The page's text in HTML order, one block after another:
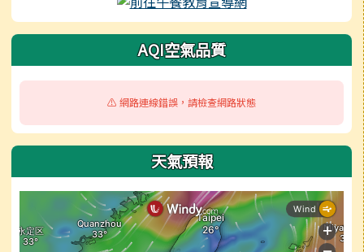
AQI空氣品質
⚠️ 網路連線錯誤，請檢查網路狀態
天氣預報